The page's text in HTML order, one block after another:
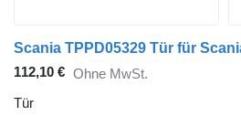
112,10 € Ohne MwSt.
Tür